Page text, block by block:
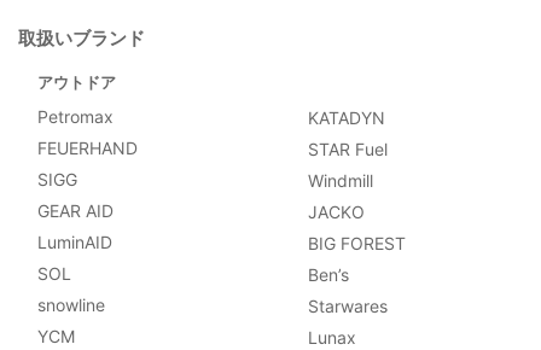
取扱いブランド
アウトドア
Petromax
FEUERHAND
SIGG
GEAR AID
LuminAID
SOL
snowline
YCM
KATADYN
STAR Fuel
Windmill
JACKO
BIG FOREST
Ben’s
Starwares
Lunax